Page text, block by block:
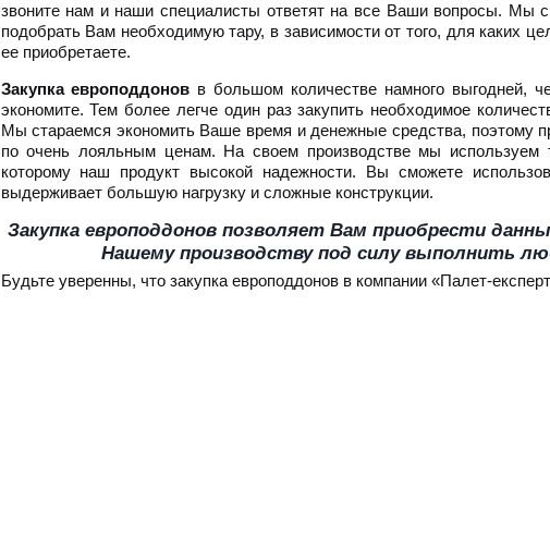
звоните нам и наши специалисты ответят на все Ваши вопросы. Мы
подобрать Вам необходимую тару, в зависимости от того, для каких
ее приобретаете.
Закупка европоддонов в большом количестве намного выгодней,
экономите. Тем более легче один раз закупить необходимое
Мы стараемся экономить Ваше время и денежные средства, поэтому
по очень лояльным ценам. На своем производстве мы используем
которому наш продукт высокой надежности. Вы сможете
выдерживает большую нагрузку и сложные конструкции.
Закупка европоддонов позволяет Вам приобрести
Нашему производству под силу выполнить
Будьте уверенны, что закупка европоддонов в компании «Палет-